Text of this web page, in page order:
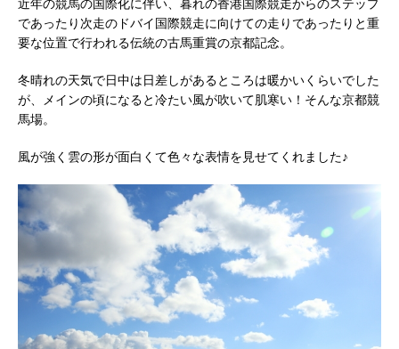
であったり次走のドバイ国際競走に向けての走りであったりと重
要な位置で行われる伝統の古馬重賞の京都記念。
冬晴れの天気で日中は日差しがあるところは暖かいくらいでした
が、メインの頃になると冷たい風が吹いて肌寒い！そんな京都競
馬場。
風が強く雲の形が面白くて色々な表情を見せてくれました♪